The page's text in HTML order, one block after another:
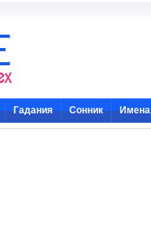
Гадания Сонник Имена